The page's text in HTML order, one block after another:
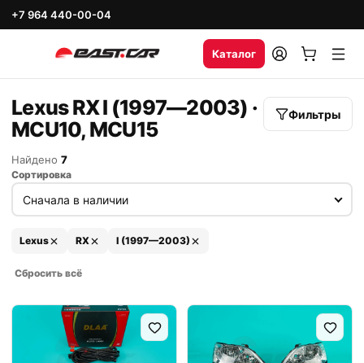
+7 964 440-00-04
Каталог
Lexus RX I (1997—2003) ·
MCU10, MCU15
Фильтры
Найдено 7
Сортировка
Lexus RX I (1997—2003)
Сбросить всё